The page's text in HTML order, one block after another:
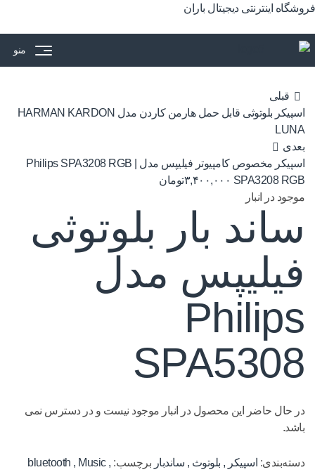
فروشگاه اینترنتی دیجیتال باران
منو
قبلی
اسپیکر بلوتوثی قابل حمل هارمن کاردن مدل HARMAN KARDON
LUNA
بعدی
اسپیکر مخصوص کامپیوتر فیلیپس مدل Philips SPA3208 RGB |
SPA3208 RGB ۳,۴۰۰,۰۰۰تومان
موجود در انبار
ساند بار بلوتوثی
فیلیپس مدل
Philips
SPA5308
در حال حاضر این محصول در انبار موجود نیست و در دسترس نمی
باشد.
دسته‌بندی: اسپیکر , بلوتوث , ساندبار برچسب: bluetooth , Music,